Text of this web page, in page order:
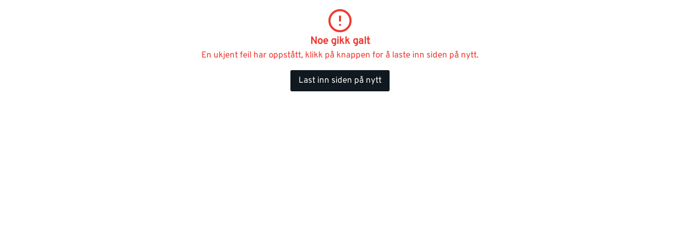
Noe gikk galt
En ukjent feil har oppstått, klikk på knappen for å laste inn siden på nytt.
Last inn siden på nytt